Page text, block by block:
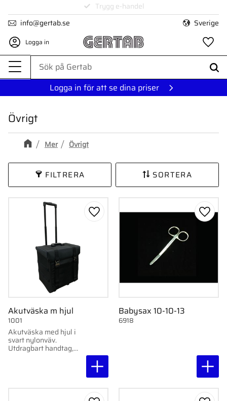
Meny
1-3 dagars leverans
info@gertab.se
Sverige
Logga in
Logga in för att se dina priser
Övrigt
Mer Övrigt
FILTRERA SORTERA
Akutväska m hjul
Akutväska med hjul i
svart nylonväv.
Utdragbart handtag,
flera fack och plastlådor
1001
Lägg till i favoriter
Babysax 10-10-13
6918
Lägg